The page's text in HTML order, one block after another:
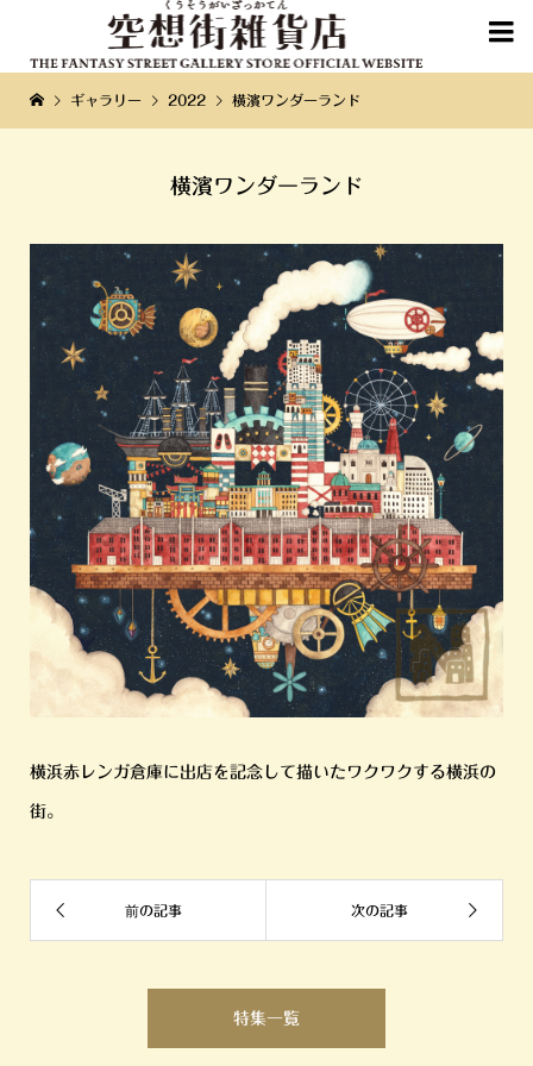

ギャラリー 2022 横濱ワンダーランド
横濱ワンダーランド
横浜赤レンガ倉庫に出店を記念して描いたワクワクする横浜の
街。
特集一覧